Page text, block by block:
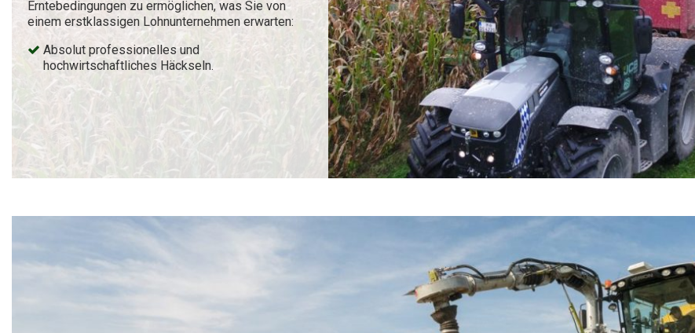
Erntebedingungen zu ermöglichen, was Sie von
einem erstklassigen Lohnunternehmen erwarten:
Absolut professionelles und
hochwirtschaftliches Häckseln.